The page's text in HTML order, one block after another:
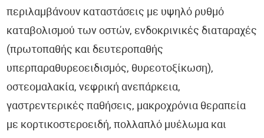
περιλαμβάνουν καταστάσεις με υψηλό ρυθμό
καταβολισμού των οστών, ενδοκρινικές διαταραχές
(πρωτοπαθής και δευτεροπαθής
υπερπαραθυρεοειδισμός, θυρεοτοξίκωση),
οστεομαλακία, νεφρική ανεπάρκεια,
γαστρεντερικές παθήσεις, μακροχρόνια θεραπεία
με κορτικοστεροειδή, πολλαπλό μυέλωμα και